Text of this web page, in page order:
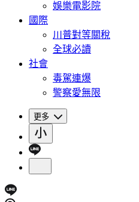
娛樂電影院
國際
川普對等關稅
全球必讀
社會
毒駕連爆
警察愛無限
更多